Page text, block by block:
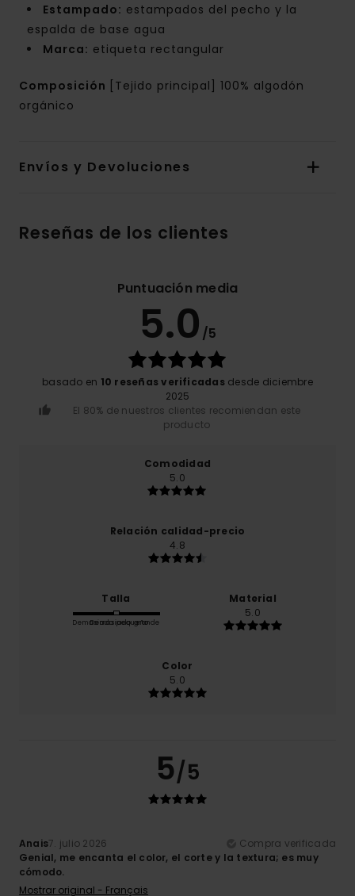
Estampado: estampados del pecho y la
espalda de base agua
Marca: etiqueta rectangular
Composición [Tejido principal] 100% algodón
orgánico
Envíos y Devoluciones
Reseñas de los clientes
Puntuación media
5.0 /5
basado en 10 reseñas verificadas desde diciembre
2025
El 80% de nuestros clientes recomiendan este
producto
Comodidad
5.0
Relación calidad-precio
4.8
Talla
Demasiado pequeño
Demasiado grande
Material
5.0
Color
5.0
5/5
Anais7. julio 2026
Compra verificada
Genial, me encanta el color, el corte y la textura; es muy
cómodo.
Mostrar original - Français